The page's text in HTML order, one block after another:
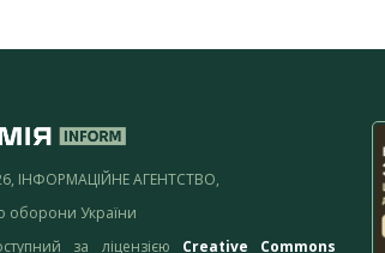
ІНФОРМАЦІЙНЕ АГЕНТСТВО,
оборони України
за ліцензією Creative Commons